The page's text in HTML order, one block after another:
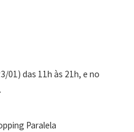
01) das 11h às 21h, e no
Paralela